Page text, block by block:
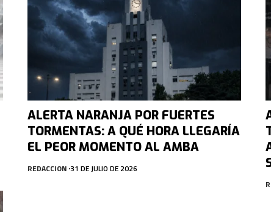
ALERTA NARANJA POR FUERTES
TORMENTAS: A QUÉ HORA LLEGARÍA
EL PEOR MOMENTO AL AMBA
REDACCION 31 DE JULIO DE 2026